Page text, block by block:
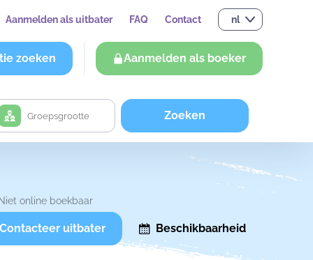
Aanmelden als uitbater FAQ Contact nl
zoeken Aanmelden als boeker
Zoeken
online boekbaar
Contacteer uitbater Beschikbaarheid